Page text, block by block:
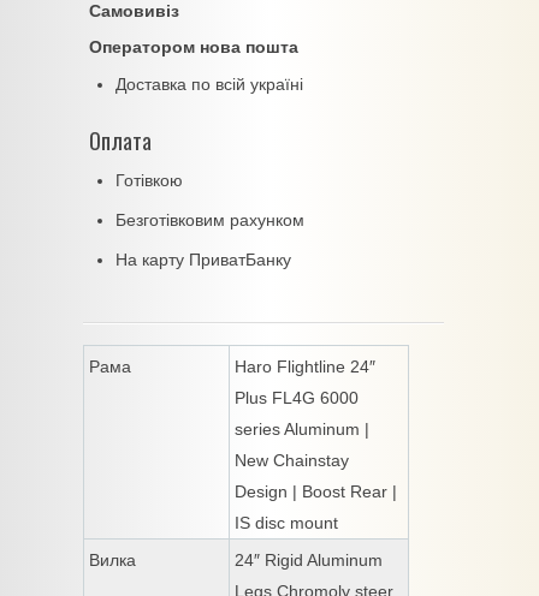
Самовивіз
Оператором нова пошта
Доставка по всій україні
Оплата
Готівкою
Безготівковим рахунком
На карту ПриватБанку
Рама
Haro Flightline 24″
Plus FL4G 6000
series Aluminum |
New Chainstay
Design | Boost Rear |
IS disc mount
Вилка
24″ Rigid Aluminum
Legs Chromoly steer